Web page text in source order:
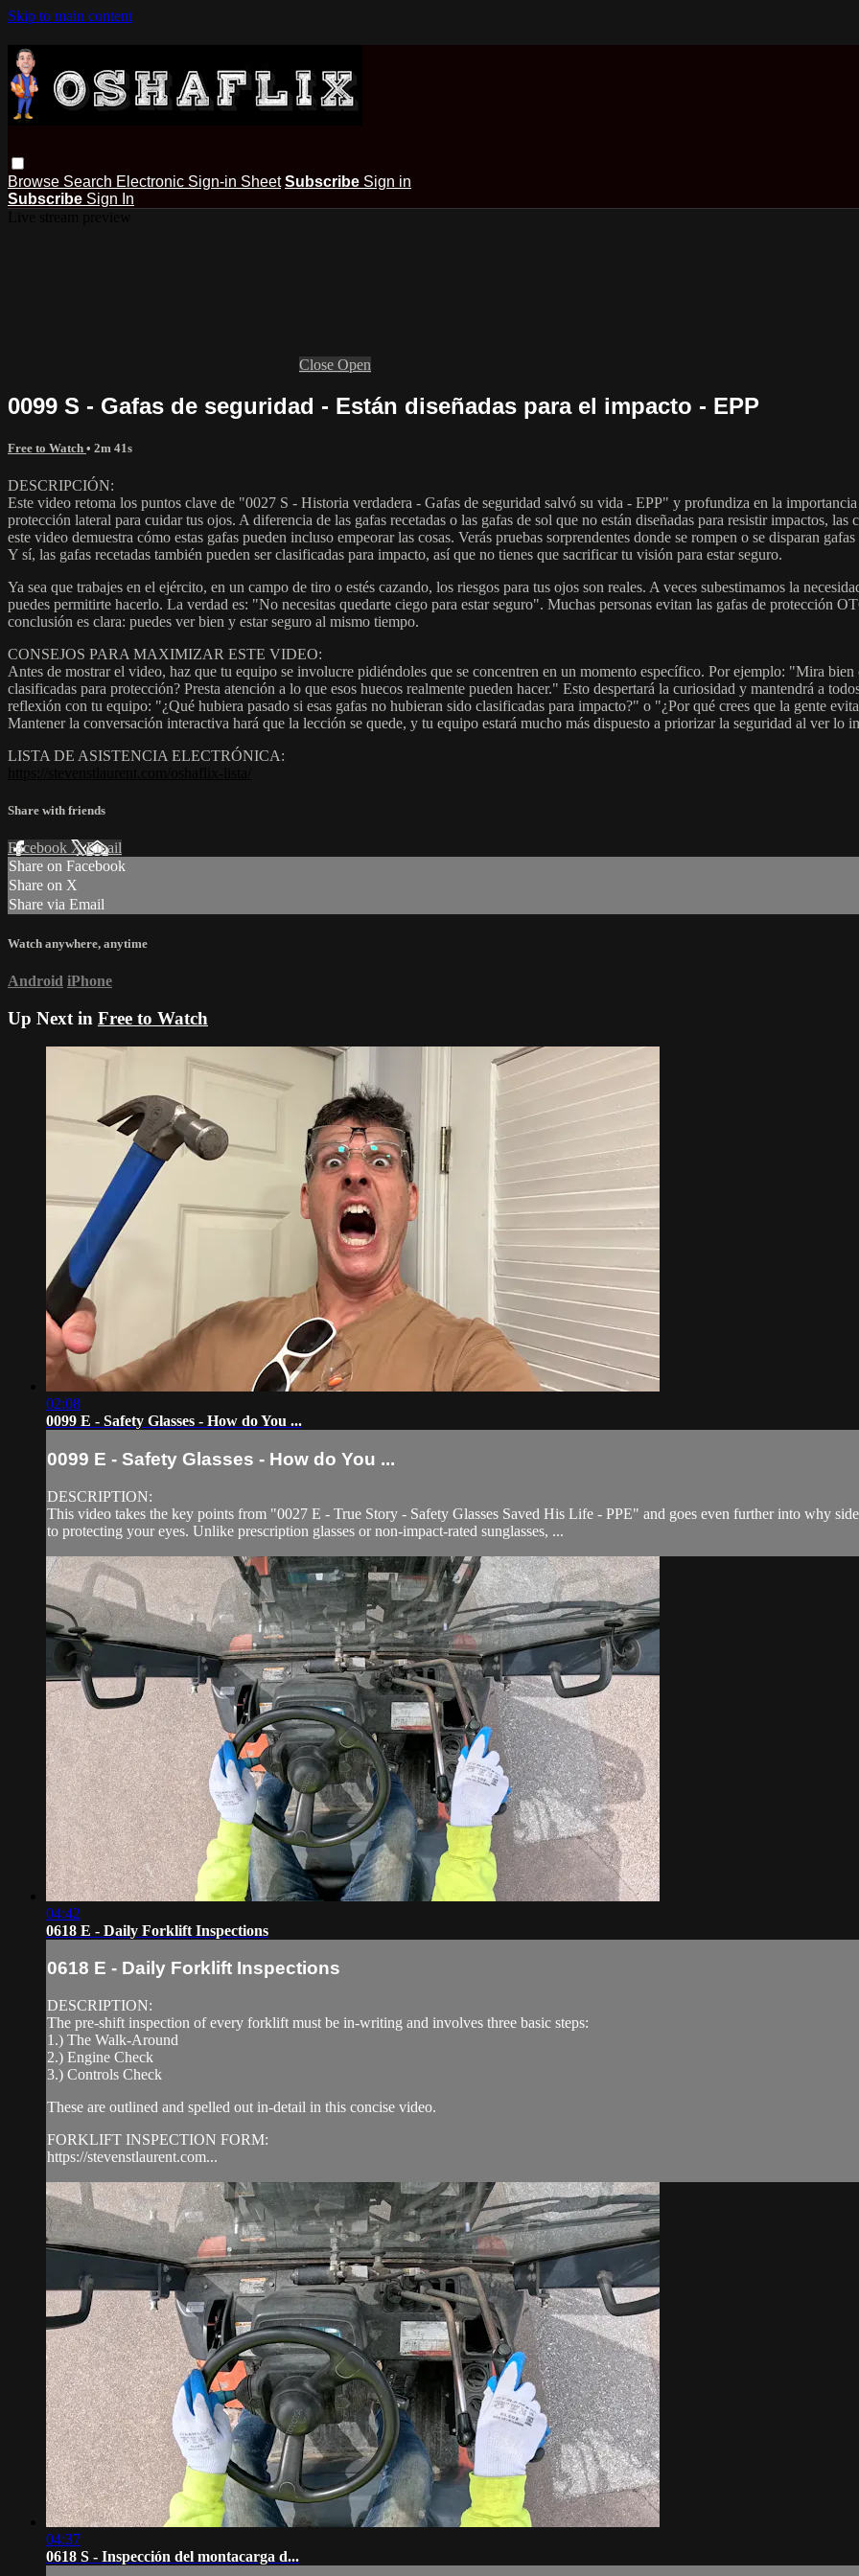
Skip to main content
Browse Search Electronic Sign-in Sheet Subscribe Sign in
Subscribe Sign In
Close Open
0099 S - Gafas de seguridad - Están diseñadas para el impacto - EPP
Free to Watch • 2m 41s
DESCRIPCIÓN:
Este video retoma los puntos clave de "0027 S - Historia verdadera - Gafas de seguridad salvó su vida - EPP" y profundiza en la
protección lateral para cuidar tus ojos. A diferencia de las gafas recetadas o las gafas de sol que no están diseñadas para resistir impactos,
este video demuestra cómo estas gafas pueden incluso empeorar las cosas. Verás pruebas sorprendentes donde se rompen o se disparan
Y sí, las gafas recetadas también pueden ser clasificadas para impacto, así que no tienes que sacrificar tu visión para estar seguro.
Ya sea que trabajes en el ejército, en un campo de tiro o estés cazando, los riesgos para tus ojos son reales. A veces subestimamos la
puedes permitirte hacerlo. La verdad es: "No necesitas quedarte ciego para estar seguro". Muchas personas evitan las gafas de protección
conclusión es clara: puedes ver bien y estar seguro al mismo tiempo.
CONSEJOS PARA MAXIMIZAR ESTE VIDEO:
Antes de mostrar el video, haz que tu equipo se involucre pidiéndoles que se concentren en un momento específico. Por ejemplo: "Mira bien
clasificadas para protección? Presta atención a lo que esos huecos realmente pueden hacer." Esto despertará la curiosidad y mantendrá a
reflexión con tu equipo: "¿Qué hubiera pasado si esas gafas no hubieran sido clasificadas para impacto?" o "¿Por qué crees que la gente
Mantener la conversación interactiva hará que la lección se quede, y tu equipo estará mucho más dispuesto a priorizar la seguridad al ver lo
LISTA DE ASISTENCIA ELECTRÓNICA:
Share with friends
Facebook XEmail
Share on Facebook
Share on X
Share via Email
Watch anywhere, anytime
Android iPhone
Up Next in Free to Watch
02:08
0099 E - Safety Glasses - How do You ...
0099 E - Safety Glasses - How do You ...
DESCRIPTION:
This video takes the key points from "0027 E - True Story - Safety Glasses Saved His Life - PPE" and goes even further into why
to protecting your eyes. Unlike prescription glasses or non-impact-rated sunglasses, ...
04:42
0618 E - Daily Forklift Inspections
0618 E - Daily Forklift Inspections
DESCRIPTION:
The pre-shift inspection of every forklift must be in-writing and involves three basic steps:
1.) The Walk-Around
2.) Engine Check
3.) Controls Check
These are outlined and spelled out in-detail in this concise video.
FORKLIFT INSPECTION FORM:
https://stevenstlaurent.com...
04:37
0618 S - Inspección del montacarga d...